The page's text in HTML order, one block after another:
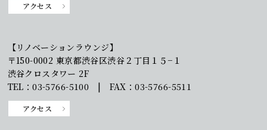
アクセス
【リノベーションラウンジ】
〒150-0002 東京都渋谷区渋谷２丁目１５−１
渋谷クロスタワー 2F
TEL：03-5766-5100 | FAX：03-5766-5511
アクセス